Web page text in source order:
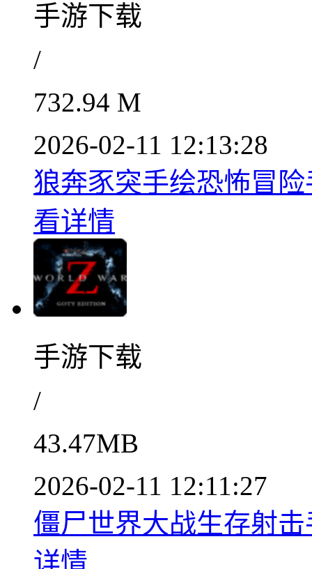
手游下载
/
732.94 M
2026-02-11 12:13:28
狼奔豕突手绘恐怖冒
看详情
手游下载
/
43.47MB
2026-02-11 12:11:27
僵尸世界大战生存射
详情